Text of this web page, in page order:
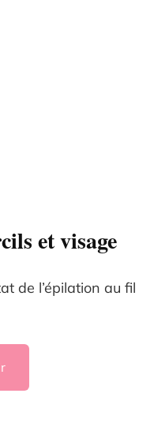
et visage
de l’épilation au fil